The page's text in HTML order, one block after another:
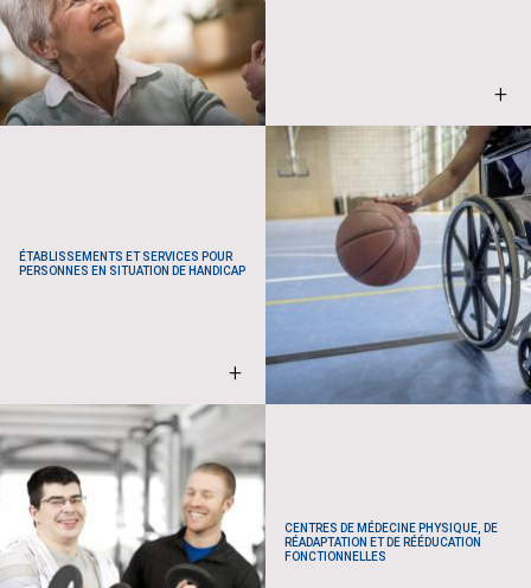
+
ÉTABLISSEMENTS ET SERVICES POUR
PERSONNES EN SITUATION DE HANDICAP
+
CENTRES DE MÉDECINE PHYSIQUE, DE
RÉADAPTATION ET DE RÉÉDUCATION
FONCTIONNELLES